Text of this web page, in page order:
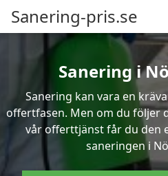
Sanering-pris.se
Sanering i
Sanering kan vara en
offertfasen. Men om du följer
vår offerttjänst får du den
saneringen i